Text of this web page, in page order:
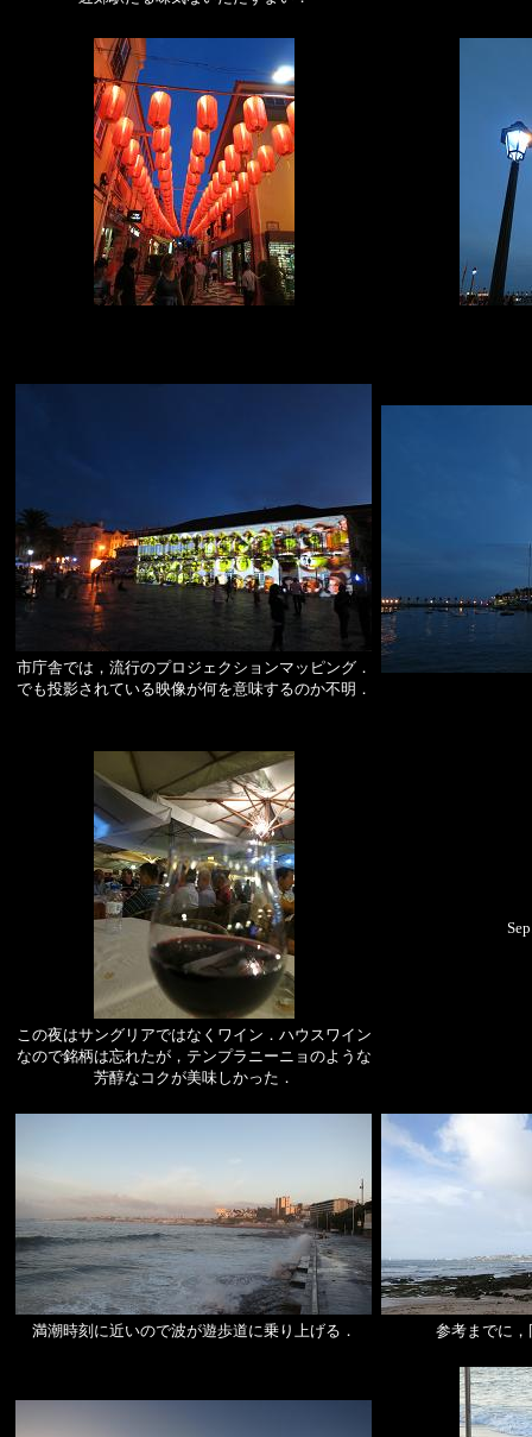
市庁舎では，流行のプロジェクションマッピング．
でも投影されている映像が何を意味するのか不明．
この夜はサングリアではなくワイン．ハウスワイン
なので銘柄は忘れたが，テンプラニーニョのような
芳醇なコクが美味しかった．
満潮時刻に近いので波が遊歩道に乗り上げる． 参考までに